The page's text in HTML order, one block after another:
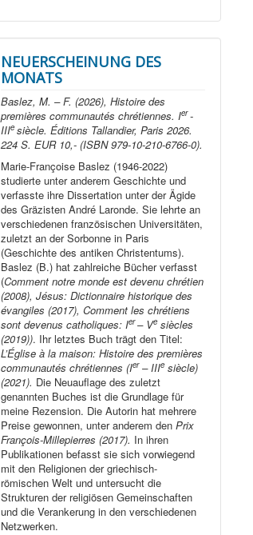
NEUERSCHEINUNG DES
MONATS
Baslez, M. – F. (2026), Histoire des
premières communautés chrétiennes. Ier-
IIIe siècle. Éditions Tallandier, Paris 2026.
224 S. EUR 10,- (ISBN 979-10-210-6766-0).
Marie-Françoise Baslez (1946-2022)
studierte unter anderem Geschichte und
verfasste ihre Dissertation unter der Ägide
des Gräzisten André Laronde. Sie lehrte an
verschiedenen französischen Universitäten,
zuletzt an der Sorbonne in Paris
(Geschichte des antiken Christentums).
Baslez (B.) hat zahlreiche Bücher verfasst
(Comment notre monde est devenu chrétien
(2008), Jésus: Dictionnaire historique des
évangiles (2017), Comment les chrétiens
sont devenus catholiques: Ier– Ve siècles
(2019)). Ihr letztes Buch trägt den Titel:
L’Église à la maison: Histoire des premières
communautés chrétiennes (Ier– IIIe siècle)
(2021). Die Neuauflage des zuletzt
genannten Buches ist die Grundlage für
meine Rezension. Die Autorin hat mehrere
Preise gewonnen, unter anderem denPrix
François-Millepierres (2017). In ihren
Publikationen befasst sie sich vorwiegend
mit den Religionen der griechisch-
römischen Welt und untersucht die
Strukturen der religiösen Gemeinschaften
und die Verankerung in den verschiedenen
Netzwerken.